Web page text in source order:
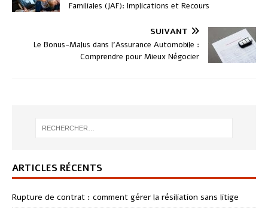
Familiales (JAF): Implications et Recours
SUIVANT
Le Bonus-Malus dans l’Assurance Automobile :
Comprendre pour Mieux Négocier
ARTICLES RÉCENTS
Rupture de contrat : comment gérer la résiliation sans litige